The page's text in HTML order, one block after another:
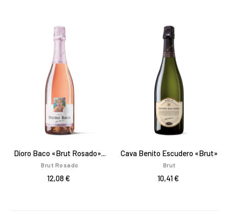
Dioro Baco «Brut Rosado»...
Brut Rosado
12,08 €
Cava Benito Escudero «Brut»
Brut
10,41 €